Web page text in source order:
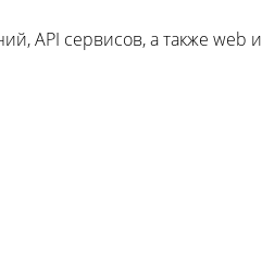
API сервисов, а также web и